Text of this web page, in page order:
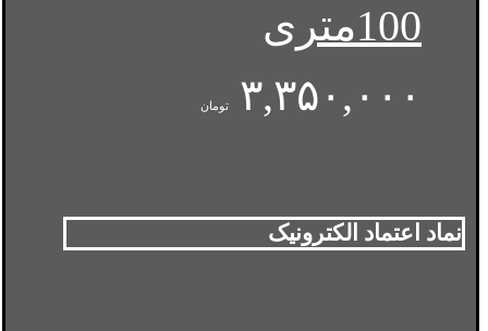
100متری
۳,۳۵۰,۰۰۰
تومان
نماد اعتماد الکترونیک